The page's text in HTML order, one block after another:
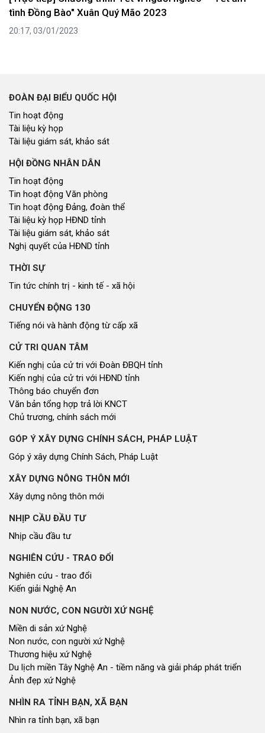
tình Đồng Bào" Xuân Quý Mão 2023
20:17, 03/01/2023
ĐOÀN ĐẠI BIỂU QUỐC HỘI
Tin hoạt động
Tài liệu kỳ họp
Tài liệu giám sát, khảo sát
HỘI ĐỒNG NHÂN DÂN
Tin hoạt động
Tin hoạt động Văn phòng
Tin hoạt động Đảng, đoàn thể
Tài liệu kỳ họp HĐND tỉnh
Tài liệu giám sát, khảo sát
Nghị quyết của HĐND tỉnh
THỜI SỰ
Tin tức chính trị - kinh tế - xã hội
CHUYỂN ĐỘNG 130
Tiếng nói và hành động từ cấp xã
CỬ TRI QUAN TÂM
Kiến nghị của cử tri với Đoàn ĐBQH tỉnh
Kiến nghị của cử tri với HĐND tỉnh
Thông báo chuyển đơn
Văn bản tổng hợp trả lời KNCT
Chủ trương, chính sách mới
GÓP Ý XÂY DỰNG CHÍNH SÁCH, PHÁP LUẬT
Góp ý xây dựng Chính Sách, Pháp Luật
XÂY DỰNG NÔNG THÔN MỚI
Xây dựng nông thôn mới
NHỊP CẦU ĐẦU TƯ
Nhịp cầu đầu tư
NGHIÊN CỨU - TRAO ĐỔI
Nghiên cứu - trao đổi
Kiến giải Nghệ An
NON NƯỚC, CON NGƯỜI XỨ NGHỆ
Miền di sản xứ Nghệ
Non nước, con người xứ Nghệ
Thương hiệu xứ Nghệ
Du lịch miền Tây Nghệ An - tiềm năng và giải pháp phát triển
Ảnh đẹp xứ Nghệ
NHÌN RA TỈNH BẠN, XÃ BẠN
Nhìn ra tỉnh bạn, xã bạn